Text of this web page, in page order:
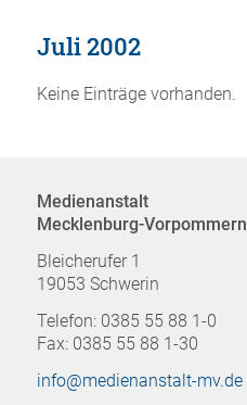
Juli 2002
Keine Einträge vorhanden.
Medienanstalt
Mecklenburg-Vorpommern
Bleicherufer 1
19053 Schwerin
Telefon: 0385 55 88 1-0
Fax: 0385 55 88 1-30
info@medienanstalt-mv.de